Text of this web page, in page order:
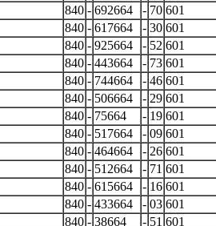
840 - 692664 - 70 601
840 - 617664 - 30 601
840 - 925664 - 52 601
840 - 443664 - 73 601
840 - 744664 - 46 601
840 - 506664 - 29 601
840 - 75664 - 19 601
840 - 517664 - 09 601
840 - 464664 - 26 601
840 - 512664 - 71 601
840 - 615664 - 16 601
840 - 433664 - 03 601
840 - 38664 - 51 601